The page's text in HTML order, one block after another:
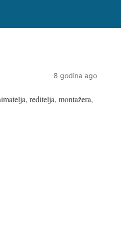
8 godina ago
reditelja, montažera,